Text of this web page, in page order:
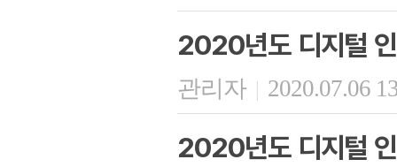
2020년도 디지털
관리자 | 2020.07.06
2020년도 디지털